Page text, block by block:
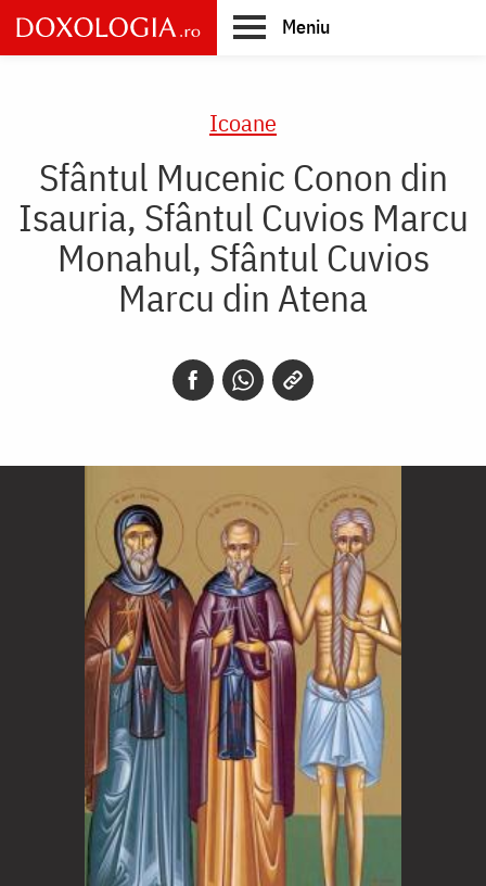
Skip
to
main
Meniu
Icoane
Sfântul Mucenic Conon din
Isauria, Sfântul Cuvios Marcu
Monahul, Sfântul Cuvios
Marcu din Atena